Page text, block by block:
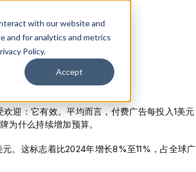
with our website and
and for analytics and metrics
Policy.
Accept
스
体指南]
迎：它有效。平均而言，付费广告每投入1美元
为什么持续增加预算。
。这标志着比2024年增长8%至11%，占全球广